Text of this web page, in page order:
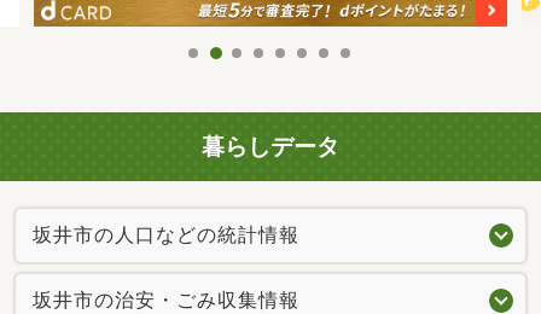
暮らしデータ
坂井市の人口などの統計情報
坂井市の治安・ごみ収集情報